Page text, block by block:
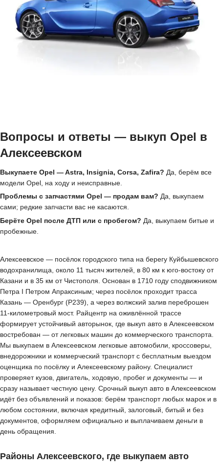
Вопросы и ответы — выкуп Opel в
Алексеевском
Выкупаете Opel — Astra, Insignia, Corsa, Zafira? Да, берём все
модели Opel, на ходу и неисправные.
Проблемы с запчастями Opel — продам вам? Да, выкупаем
сами; редкие запчасти вас не касаются.
Берёте Opel после ДТП или с пробегом? Да, выкупаем битые и
пробежные.
Алексеевское — посёлок городского типа на берегу Куйбышевского
водохранилища, около 11 тысяч жителей, в 80 км к юго-востоку от
Казани и в 35 км от Чистополя. Основан в 1710 году сподвижником
Петра I Петром Апраксиным; через посёлок проходит трасса
Казань — Оренбург (Р239), а через волжский залив переброшен
11-километровый мост. Райцентр на оживлённой трассе
формирует устойчивый авторынок, где выкуп авто в Алексеевском
востребован — от легковых машин до коммерческого транспорта.
Мы выкупаем в Алексеевском легковые автомобили, кроссоверы,
внедорожники и коммерческий транспорт с бесплатным выездом
оценщика по посёлку и Алексеевскому району. Специалист
проверяет кузов, двигатель, ходовую, пробег и документы — и
сразу называет честную цену. Срочный выкуп авто в Алексеевском
идёт без объявлений и показов: берём транспорт любых марок и в
любом состоянии, включая кредитный, залоговый, битый и без
документов, оформляем официально и выплачиваем деньги в
день обращения.
Районы Алексеевского, где выкупаем авто